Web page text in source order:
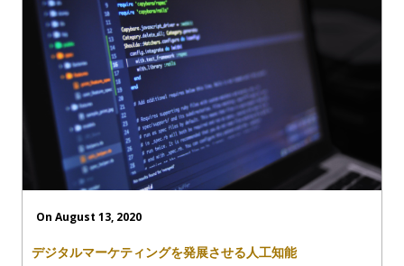
On August 13, 2020
デジタルマーケティングを発展させる人工知能